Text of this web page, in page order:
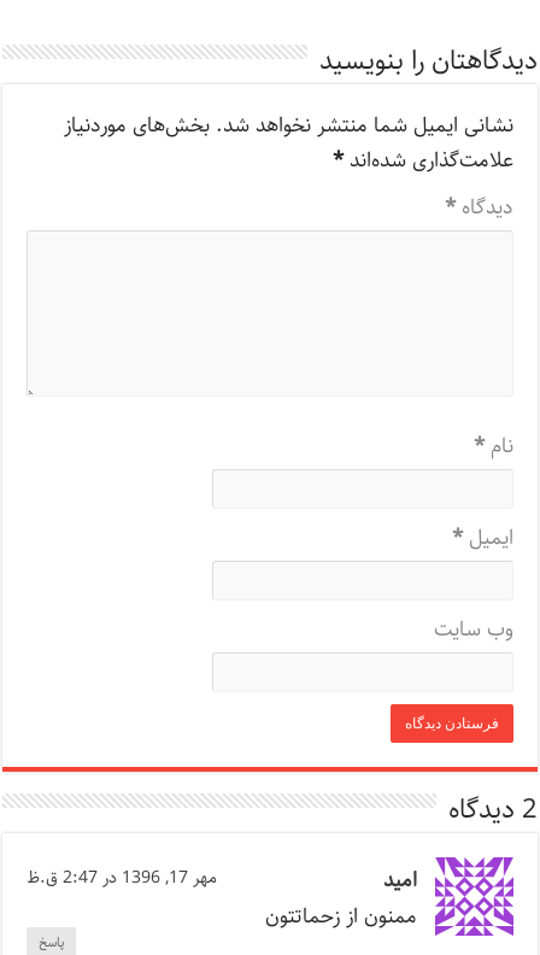
دیدگاهتان را بنویسید
نشانی ایمیل شما منتشر نخواهد شد. بخش‌های موردنیاز
علامت‌گذاری شده‌اند*
دیدگاه*
نام*
ایمیل*
وب‌ سایت
2 دیدگاه
امید مهر 17, 1396 در 2:47 ق.ظ
ممنون از زحماتتون
پاسخ